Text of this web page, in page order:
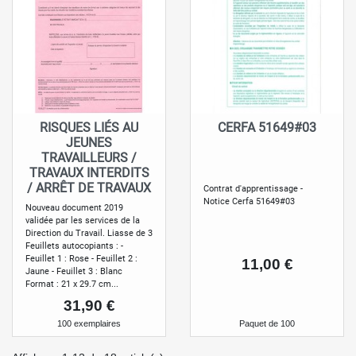
RISQUES LIÉS AU
JEUNES
TRAVAILLEURS /
TRAVAUX INTERDITS
/ ARRÊT DE TRAVAUX
Nouveau document 2019
validée par les services de la
Direction du Travail. Liasse de 3
Feuillets autocopiants : -
Feuillet 1 : Rose - Feuillet 2 :
Jaune - Feuillet 3 : Blanc
Format : 21 x 29.7 cm...
Prix
31,90 €
100 exemplaires
CERFA 51649#03
Contrat d'apprentissage -
Notice Cerfa 51649#03
Prix
11,00 €
Paquet de 100